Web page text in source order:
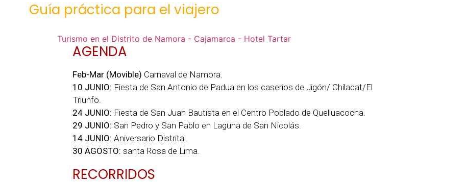
Guía práctica para el viajero
AGENDA
Feb-Mar (Movible) Carnaval de Namora.
10 JUNIO: Fiesta de San Antonio de Padua en los caserios de Jigón/ Chilacat/El
Triunfo.
24 JUNIO: Fiesta de San Juan Bautista en el Centro Poblado de Quelluacocha.
29 JUNIO: San Pedro y San Pablo en Laguna de San Nicolás.
14 JUNIO: Aniversario Distrital.
30 AGOSTO: santa Rosa de Lima.
RECORRIDOS